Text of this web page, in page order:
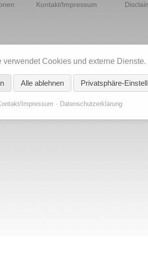
Kontakt/Impressum
verwendet Cookies und externe Dienste.
Alle ablehnen Privatsphäre-
Impressum Datenschutzerklärung